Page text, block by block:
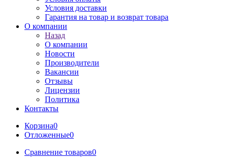
Условия доставки
Гарантия на товар и возврат товара
О компании
Назад
О компании
Новости
Производители
Вакансии
Отзывы
Лицензии
Политика
Контакты
Корзина0
Отложенные0
Сравнение товаров0